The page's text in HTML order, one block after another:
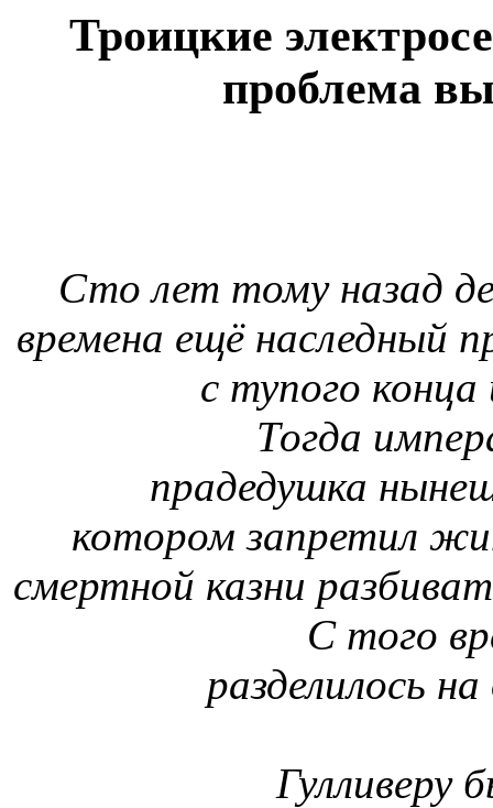
Троицкие
проблема
Сто лет тому назад
времена ещё наследный
с тупого конца
Тогда
прадедушка
котором запретил
смертной казни
С того
разделилось
Гулливеру